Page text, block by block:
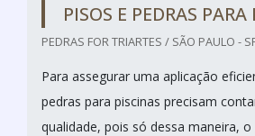
PISOS E PEDRAS
PEDRAS FOR TRIARTES / SÃO PAULO -
Para assegurar uma aplicação
pedras para piscinas precisam
qualidade, pois só dessa maneira,